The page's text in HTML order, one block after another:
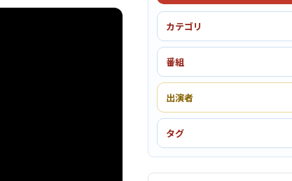
カテゴリ
番組
出演者
タグ